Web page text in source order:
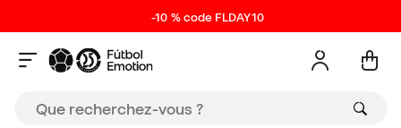
-10 % code FLDAY10